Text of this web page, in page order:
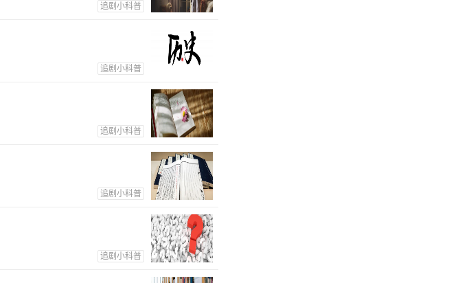
追剧小科普
追剧小科普
追剧小科普
追剧小科普
追剧小科普